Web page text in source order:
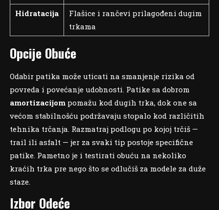
Hidratacija
Flašice i rančevi prilagođeni dugim
trkama
Opcije Obuće
Odabir patika može uticati na smanjenje rizika od
povreda i povećanje udobnosti. Patike sa dobrom
amortizacijom pomažu kod dugih trka, dok one sa
većom stabilnošću podržavaju stopalo kod različitih
tehnika trčanja. Razmatraj podlogu po kojoj trčiš —
trail ili asfalt — jer za svaki tip postoje specifične
patike. Pametno je i testirati obuću na nekoliko
kraćih trka pre nego što se odlučiš za modele za duže
staze.
Izbor Odeće